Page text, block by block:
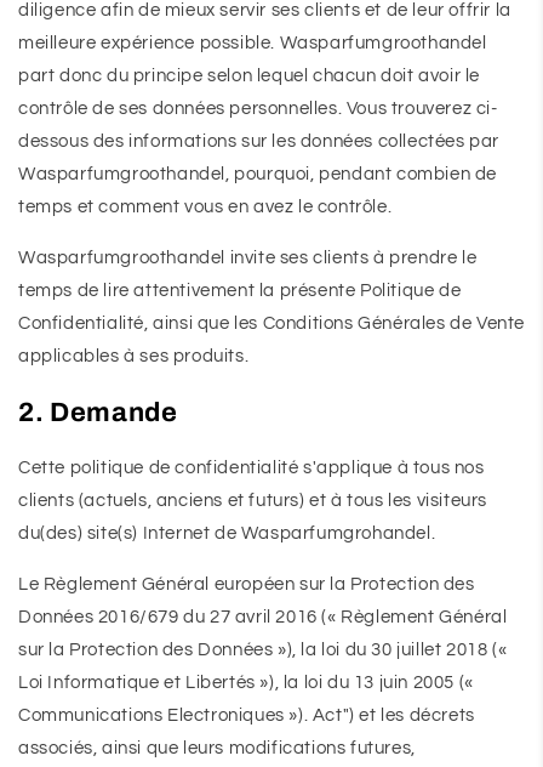
diligence afin de mieux servir ses clients et de leur offrir la
meilleure expérience possible. Wasparfumgroothandel
part donc du principe selon lequel chacun doit avoir le
contrôle de ses données personnelles. Vous trouverez ci-
dessous des informations sur les données collectées par
Wasparfumgroothandel, pourquoi, pendant combien de
temps et comment vous en avez le contrôle.
Wasparfumgroothandel invite ses clients à prendre le
temps de lire attentivement la présente Politique de
Confidentialité, ainsi que les Conditions Générales de Vente
applicables à ses produits.
2. Demande
Cette politique de confidentialité s'applique à tous nos
clients (actuels, anciens et futurs) et à tous les visiteurs
du(des) site(s) Internet de Wasparfumgrohandel.
Le Règlement Général européen sur la Protection des
Données 2016/679 du 27 avril 2016 (« Règlement Général
sur la Protection des Données »), la loi du 30 juillet 2018 («
Loi Informatique et Libertés »), la loi du 13 juin 2005 («
Communications Electroniques »). Act") et les décrets
associés, ainsi que leurs modifications futures,